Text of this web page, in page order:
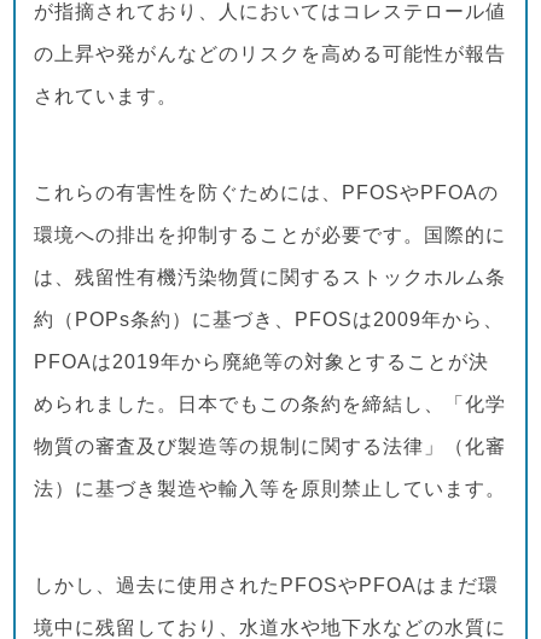
が指摘されており、人においてはコレステロール値
の上昇や発がんなどのリスクを高める可能性が報告
されています。
これらの有害性を防ぐためには、PFOSやPFOAの
環境への排出を抑制することが必要です。国際的に
は、残留性有機汚染物質に関するストックホルム条
約（POPs条約）に基づき、PFOSは2009年から、
PFOAは2019年から廃絶等の対象とすることが決
められました。日本でもこの条約を締結し、「化学
物質の審査及び製造等の規制に関する法律」（化審
法）に基づき製造や輸入等を原則禁止しています。
しかし、過去に使用されたPFOSやPFOAはまだ環
境中に残留しており、水道水や地下水などの水質に